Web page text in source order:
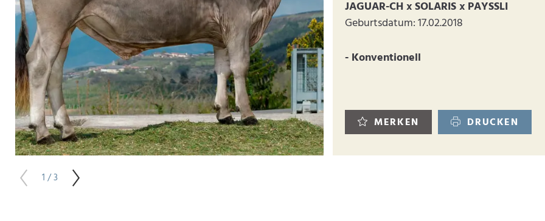
JAGUAR-CH x SOLARIS x PAYSSLI
Geburtsdatum: 17.02.2018
- Konventionell
MERKEN DRUCKEN
1 / 3